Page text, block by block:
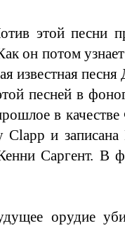
этой песни
он потом
известная
песней в
в
Clapp и
Саргент. В
орудие